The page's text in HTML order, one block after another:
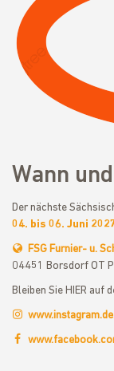
Wann
Der nächste
04. bis 06. Juni
FSG Furnier- u.
04451 Borsdorf OT
Bleiben Sie HIER auf